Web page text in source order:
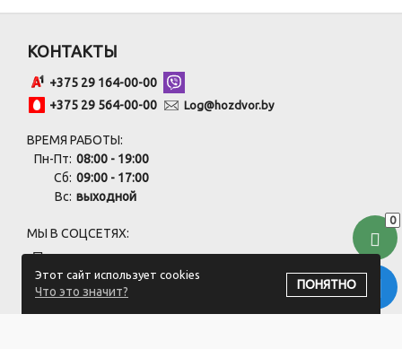
0
Этот сайт использует cookies
Что это значит?
ПОНЯТНО
КОНТАКТЫ
+375 29 164-00-00
+375 29 564-00-00
Log@hozdvor.by
ВРЕМЯ РАБОТЫ:
Пн-Пт: 08:00 - 19:00
Сб: 09:00 - 17:00
Вс: выходной
МЫ В СОЦСЕТЯХ:
ПОДПИСАТЬСЯ НА РАССЫЛКУ